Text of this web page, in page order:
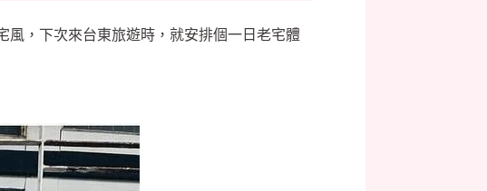
風，下次來台東旅遊時，就安排個一日老宅體